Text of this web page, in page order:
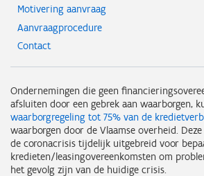
Motivering aanvraag
Aanvraagprocedure
Contact
Ondernemingen die geen
afsluiten door een gebrek aan waarborgen,
waarborgregeling tot 75% van de
waarborgen door de Vlaamse overheid.
de coronacrisis tijdelijk uitgebreid voor
kredieten/leasingovereenkomsten om
het gevolg zijn van de huidige crisis.